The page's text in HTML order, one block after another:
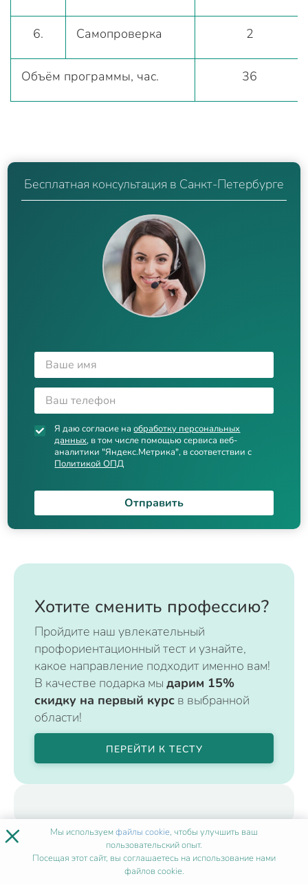
6. Самопроверка 2
Объём программы, час. 36
Бесплатная консультация в Санкт-Петербурге
Я даю согласие наобработку персональных
данных, в том числе помощью сервиса веб-
аналитики "Яндекс.Метрика", в соответствии с
Политикой ОПД
Отправить
Хотите сменить профессию?
Пройдите наш увлекательный
профориентационный тест и узнайте,
какое направление подходит именно вам!
В качестве подарка мы дарим 15%
скидку на первый курс в выбранной
области!
ПЕРЕЙТИ К ТЕСТУ
× Мы используемфайлы cookie, чтобы улучшить ваш
пользовательский опыт.
Посещая этот сайт, вы соглашаетесь на использование нами
файлов cookie.